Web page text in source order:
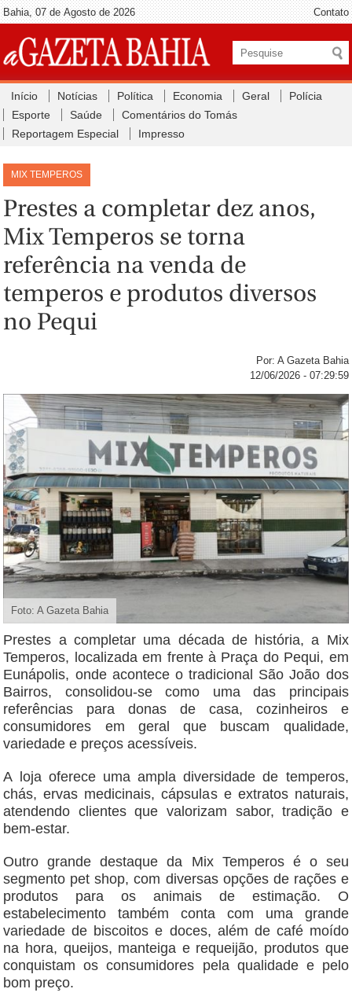
Bahia, 07 de Agosto de 2026 Contato
Início Notícias Política Economia Geral
Polícia
Esporte
Saúde
Comentários do Tomás
Reportagem Especial
Impresso
MIX TEMPEROS
Prestes a completar dez anos,
Mix Temperos se torna
referência na venda de
temperos e produtos diversos
no Pequi
Por: A Gazeta Bahia
12/06/2026 - 07:29:59
Foto: A Gazeta Bahia
Prestes a completar uma década de história, a Mix
Temperos, localizada em frente à Praça do Pequi, em
Eunápolis, onde acontece o tradicional São João dos
Bairros, consolidou-se como uma das principais
referências para donas de casa, cozinheiros e
consumidores em geral que buscam qualidade,
variedade e preços acessíveis.
A loja oferece uma ampla diversidade de temperos,
chás, ervas medicinais, cápsulas e extratos naturais,
atendendo clientes que valorizam sabor, tradição e
bem-estar.
Outro grande destaque da Mix Temperos é o seu
segmento pet shop, com diversas opções de rações e
produtos para os animais de estimação. O
estabelecimento também conta com uma grande
variedade de biscoitos e doces, além de café moído
na hora, queijos, manteiga e requeijão, produtos que
conquistam os consumidores pela qualidade e pelo
bom preço.